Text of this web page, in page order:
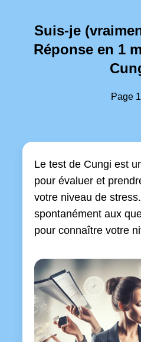
Suis-je
Réponse en 1
Page
Le test de Cungi est
pour évaluer et
votre niveau de
spontanément aux
pour connaître votre